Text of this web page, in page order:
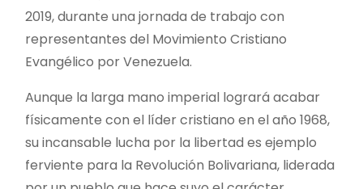
2019, durante una jornada de trabajo con
representantes del Movimiento Cristiano
Evangélico por Venezuela.
Aunque la larga mano imperial logrará acabar
físicamente con el líder cristiano en el año 1968,
su incansable lucha por la libertad es ejemplo
ferviente para la Revolución Bolivariana, liderada